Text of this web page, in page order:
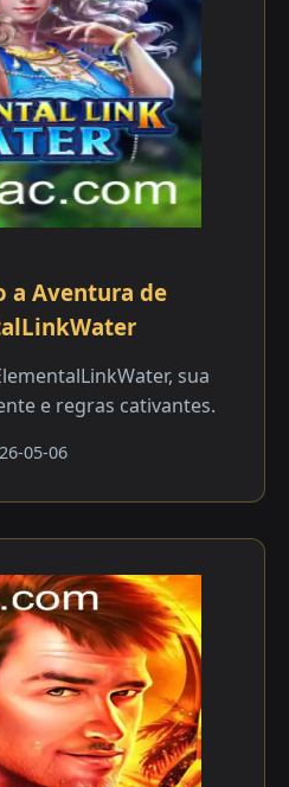
a Aventura de
sua
e regras cativantes.
05-06